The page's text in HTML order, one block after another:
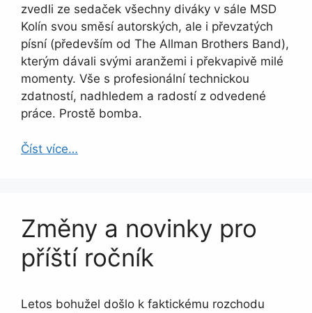
zvedli ze sedaček všechny diváky v sále MSD
Kolín svou směsí autorských, ale i převzatých
písní (především od The Allman Brothers Band),
kterým dávali svými aranžemi i překvapivě milé
momenty. Vše s profesionální technickou
zdatností, nadhledem a radostí z odvedené
práce. Prostě bomba.
Číst více…
Změny a novinky pro
příští ročník
Letos bohužel došlo k faktickému rozchodu